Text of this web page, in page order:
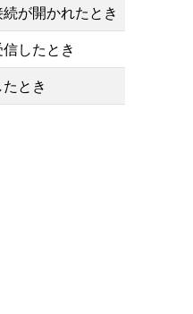
が開かれたとき
したとき
とき